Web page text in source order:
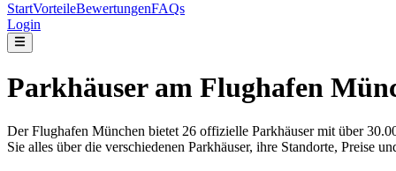
StartVorteileBewertungenFAQs
Login
Parkhäuser am Flughafen
Der Flughafen München bietet 26 offizielle Parkhäuser mit über
Sie alles über die verschiedenen Parkhäuser, ihre Standorte, Preise